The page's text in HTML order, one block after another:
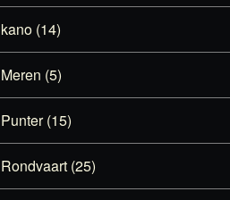
kano (14)
Meren (5)
Punter (15)
Rondvaart (25)